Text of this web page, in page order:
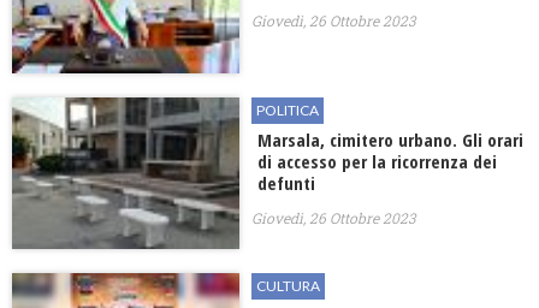
Giovedì, 26 Ottobre 2023
POLITICA
Marsala, cimitero urbano. Gli orari
di accesso per la ricorrenza dei
defunti
Giovedì, 26 Ottobre 2023
CULTURA